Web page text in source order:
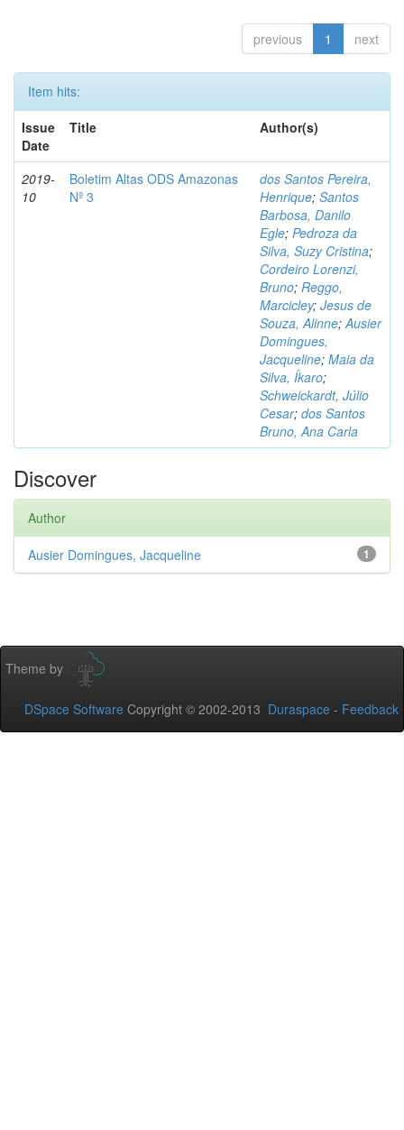
previous 1 next
Item hits:
Issue
Date
Title Author(s)
2019-
10
Boletim Altas ODS Amazonas
Nº 3
dos Santos Pereira,
Henrique; Santos
Barbosa, Danilo
Egle; Pedroza da
Silva, Suzy Cristina;
Cordeiro Lorenzi,
Bruno; Reggo,
Marcicley; Jesus de
Souza, Alinne;Ausier
Domingues,
Jacqueline; Maia da
Silva, Íkaro;
Schweickardt, Júlio
Cesar; dos Santos
Bruno, Ana Carla
Discover
Author
1
Ausier Domingues, Jacqueline
Theme by
DSpace Software Copyright © 2002-2013 Duraspace - Feedback